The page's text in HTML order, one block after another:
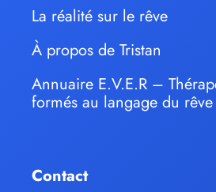
La réalité sur le rêve
À propos de Tristan
Annuaire E.V.E.R –
formés au langage du rêve
Contact